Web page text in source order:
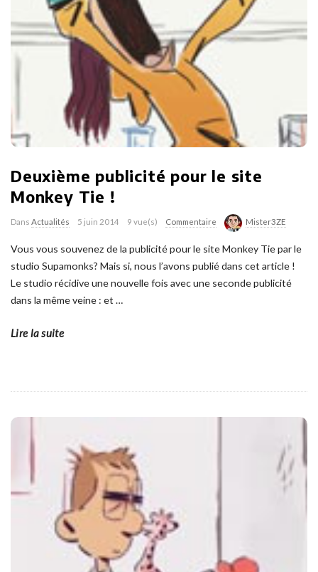
Deuxième publicité pour le site
Monkey Tie !
Dans Actualités 5 juin 2014 9 vue(s) Commentaire Mister3ZE
Vous vous souvenez de la publicité pour le site Monkey Tie par le
studio Supamonks? Mais si, nous l’avons publié dans cet article !
Le studio récidive une nouvelle fois avec une seconde publicité
dans la même veine : et…
Lire la suite